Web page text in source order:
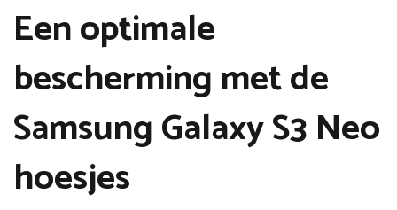
Een optimale
bescherming met de
Samsung Galaxy S3 Neo
hoesjes